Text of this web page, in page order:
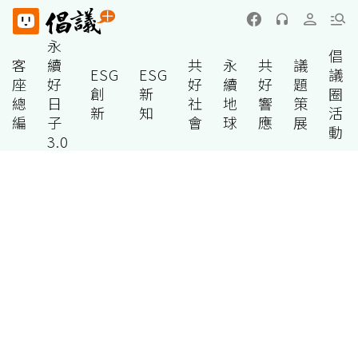
客
座
總
編
永
續
好
日
子
3.0
ESG
創
新
ESG
新
知
共
好
社
會
永
續
地
球
共
好
響
應
議
題
策
展
倡
議
圈
活
動